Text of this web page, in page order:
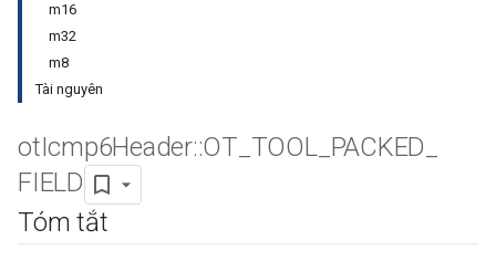
m16
m32
m8
Tài nguyên
otIcmp6Header::OT TOOL_ PACKED
FIELD
Tóm tắt